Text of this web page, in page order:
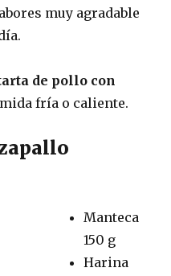
muy agradable
de pollo con
fría o caliente.
Manteca
150 g
Harina